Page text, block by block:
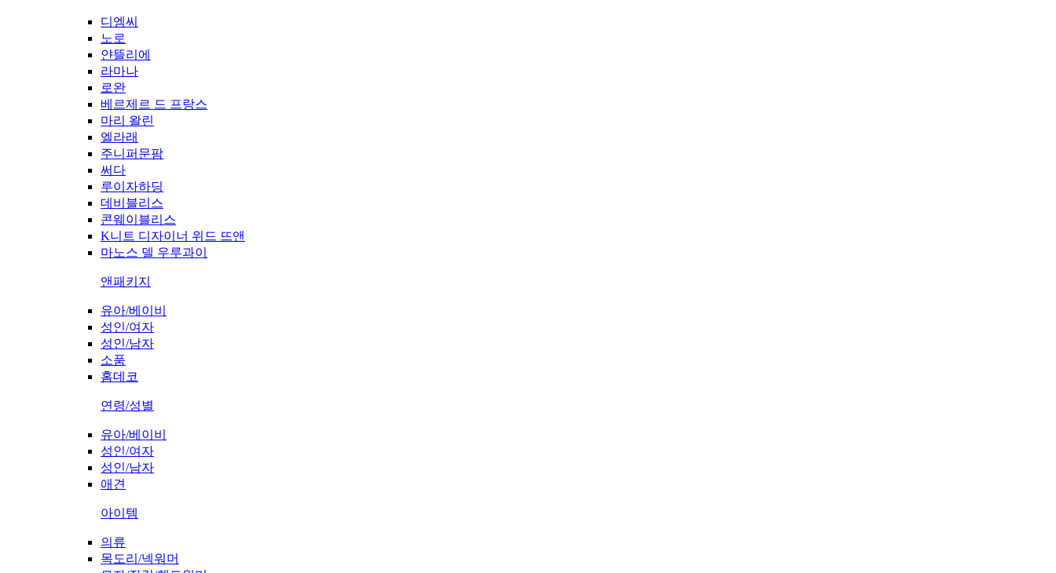
디엠씨
노로
얀뜰리에
라마나
로완
베르제르 드 프랑스
마리 왈린
엘라래
주니퍼문팜
써다
루이자하딩
데비블리스
콘웨이블리스
K니트 디자이너 위드 뜨앤
마노스 델 우루과이
앤패키지
유아/베이비
성인/여자
성인/남자
소품
홈데코
연령/성별
유아/베이비
성인/여자
성인/남자
애견
아이템
의류
목도리/넥워머